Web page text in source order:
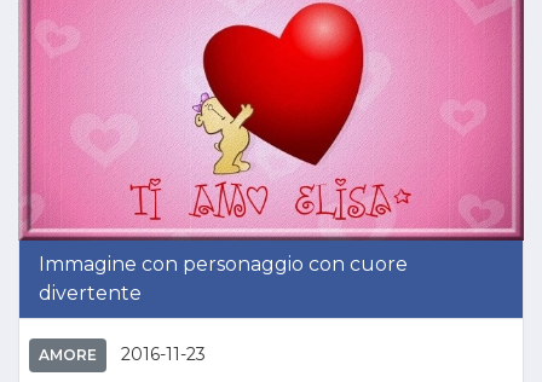
Immagine con personaggio con cuore
divertente
AMORE 2016-11-23